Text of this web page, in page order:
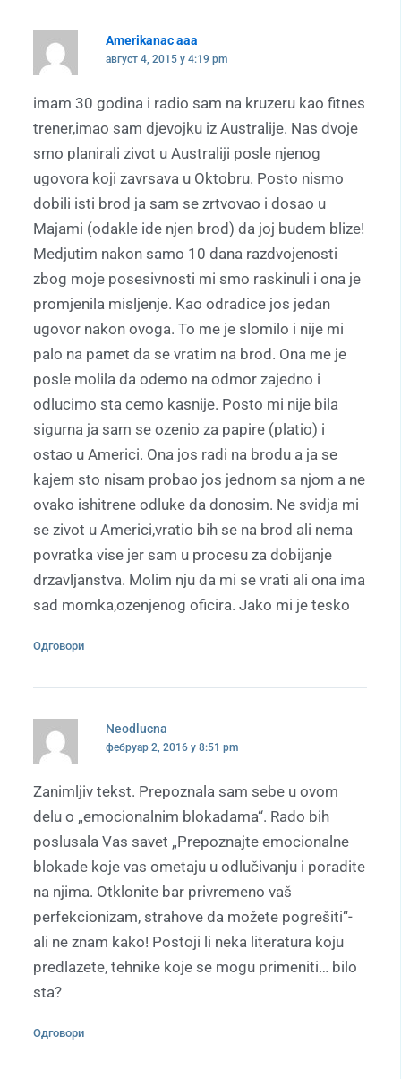
Amerikanac aaa
август 4, 2015 у 4:19 pm
imam 30 godina i radio sam na kruzeru kao fitnes
trener,imao sam djevojku iz Australije. Nas dvoje
smo planirali zivot u Australiji posle njenog
ugovora koji zavrsava u Oktobru. Posto nismo
dobili isti brod ja sam se zrtvovao i dosao u
Majami (odakle ide njen brod) da joj budem blize!
Medjutim nakon samo 10 dana razdvojenosti
zbog moje posesivnosti mi smo raskinuli i ona je
promjenila misljenje. Kao odradice jos jedan
ugovor nakon ovoga. To me je slomilo i nije mi
palo na pamet da se vratim na brod. Ona me je
posle molila da odemo na odmor zajedno i
odlucimo sta cemo kasnije. Posto mi nije bila
sigurna ja sam se ozenio za papire (platio) i
ostao u Americi. Ona jos radi na brodu a ja se
kajem sto nisam probao jos jednom sa njom a ne
ovako ishitrene odluke da donosim. Ne svidja mi
se zivot u Americi,vratio bih se na brod ali nema
povratka vise jer sam u procesu za dobijanje
drzavljanstva. Molim nju da mi se vrati ali ona ima
sad momka,ozenjenog oficira. Jako mi je tesko
Одговори
Neodlucna
фебруар 2, 2016 у 8:51 pm
Zanimljiv tekst. Prepoznala sam sebe u ovom
delu o „emocionalnim blokadama“. Rado bih
poslusala Vas savet „Prepoznajte emocionalne
blokade koje vas ometaju u odlučivanju i poradite
na njima. Otklonite bar privremeno vaš
perfekcionizam, strahove da možete pogrešiti“-
ali ne znam kako! Postoji li neka literatura koju
predlazete, tehnike koje se mogu primeniti… bilo
sta?
Одговори